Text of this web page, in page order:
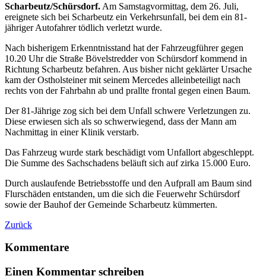
Scharbeutz/Schürsdorf. Am Samstagvormittag, dem 26. Juli,
ereignete sich bei Scharbeutz ein Verkehrsunfall, bei dem ein 81-
jähriger Autofahrer tödlich verletzt wurde.
Nach bisherigem Erkenntnisstand hat der Fahrzeugführer gegen
10.20 Uhr die Straße Bövelstredder von Schürsdorf kommend in
Richtung Scharbeutz befahren. Aus bisher nicht geklärter Ursache
kam der Ostholsteiner mit seinem Mercedes alleinbeteiligt nach
rechts von der Fahrbahn ab und prallte frontal gegen einen Baum.
Der 81-Jährige zog sich bei dem Unfall schwere Verletzungen zu.
Diese erwiesen sich als so schwerwiegend, dass der Mann am
Nachmittag in einer Klinik verstarb.
Das Fahrzeug wurde stark beschädigt vom Unfal­l­ort abgeschleppt.
Die Summe des Sachschadens beläuft sich auf zirka 15.000 Euro.
Durch auslaufende Betriebsstoffe und den Aufprall am Baum sind
Flurschäden entstanden, um die sich die Feuerwehr Schürsdorf
sowie der Bauhof der Gemeinde Scharbeutz kümmerten.
Zurück
Kommentare
Einen Kommentar schreiben